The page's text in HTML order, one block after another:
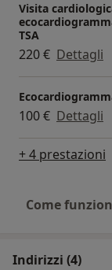
Visita
TSA
220 € Dettagli
100 € Dettagli
+ 4 prestazioni
Come
Indirizzi (4)